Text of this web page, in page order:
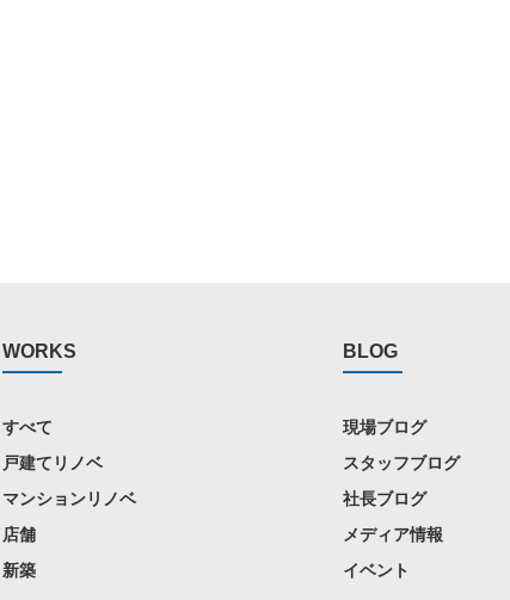
WORKS
すべて
戸建てリノベ
マンションリノベ
店舗
新築
BLOG
現場ブログ
スタッフブログ
社長ブログ
メディア情報
イベント